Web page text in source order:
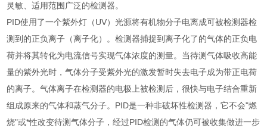
灵敏、适用范围广泛的检测器。
PID使用了一个紫外灯（UV）光源将有机物分子电离成可被检测器检
测到的正负离子（离子化）。检测器捕捉到离子化了的气体的正负电
荷并将其转化为电流信号实现气体浓度的测量。当待测气体吸收高能
量的紫外光时，气体分子受紫外光的激发暂时失去电子成为带正电荷
的离子。气体离子在检测器的电极上被检测后，很快与电子结合重新
组成原来的气体和蒸气分子。PID是一种非破坏性检测器，它不会"燃
烧"或*性改变待测气体分子，经过PID检测的气体仍可被收集做进一步